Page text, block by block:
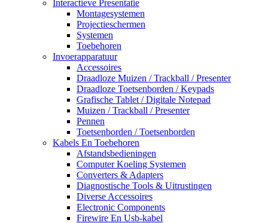
Interactieve Presentatie
Montagesystemen
Projectieschermen
Systemen
Toebehoren
Invoerapparatuur
Accessoires
Draadloze Muizen / Trackball / Presenter
Draadloze Toetsenborden / Keypads
Grafische Tablet / Digitale Notepad
Muizen / Trackball / Presenter
Pennen
Toetsenborden / Toetsenborden
Kabels En Toebehoren
Afstandsbedieningen
Computer Koeling Systemen
Converters & Adapters
Diagnostische Tools & Uitrustingen
Diverse Accessoires
Electronic Components
Firewire En Usb-kabel